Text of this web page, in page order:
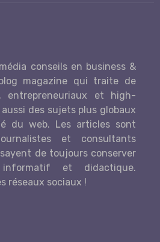
conseils en business &
magazine qui traite de
entrepreneuriaux et high-
des sujets plus globaux
du web. Les articles sont
et consultants
de toujours conserver
et didactique.
réseaux sociaux !